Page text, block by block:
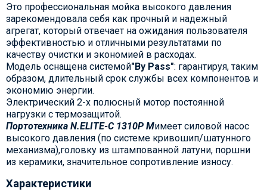
Это профессиональная мойка высокого давления
зарекомендовала себя как прочный и надежный
агрегат, который отвечает на ожидания пользователя
эффективностью и отличными результатами по
качеству очистки и экономией в расходах.
Модель оснащена системой"By Pass": гарантируя, таким
образом, длительный срок службы всех компонентов и
экономию энергии.
Электрический 2-х полюсный мотор постоянной
нагрузки с термозащитой.
Портотехника N.ELITE-C 1310P Mимеет силовой насос
высокого давления (по системе кривошип/шатунного
механизма),головку из штампованной латуни, поршни
из керамики, значительное сопротивление износу.
Характеристики